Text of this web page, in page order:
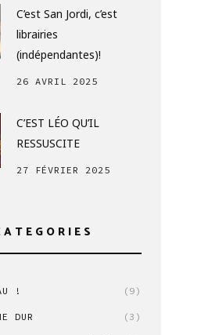
C’est San Jordi, c’est
librairies
(indépendantes)!
26 AVRIL 2025
C’EST LÉO QU’IL
RESSUSCITE
27 FÉVRIER 2025
! (9)
DUR (3)